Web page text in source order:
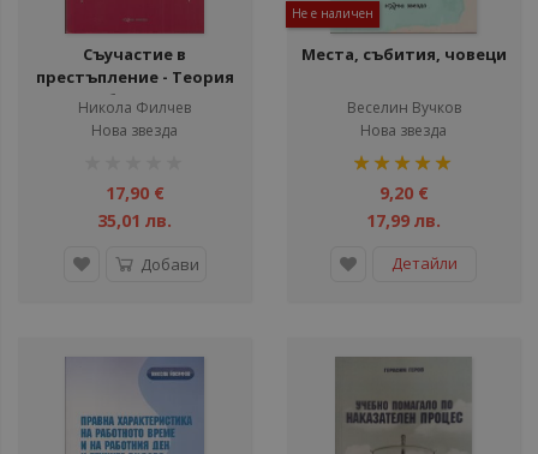
Съучастие в
престъпление - Теория
и съдебна практика
Никола Филчев
Нова звезда
17,90 €
35,01 лв.
Добави
Не е наличен
Места, събития, човеци
Веселин Вучков
Нова звезда
рейтинг:
100%9,20 €
17,99 лв.
Детайли